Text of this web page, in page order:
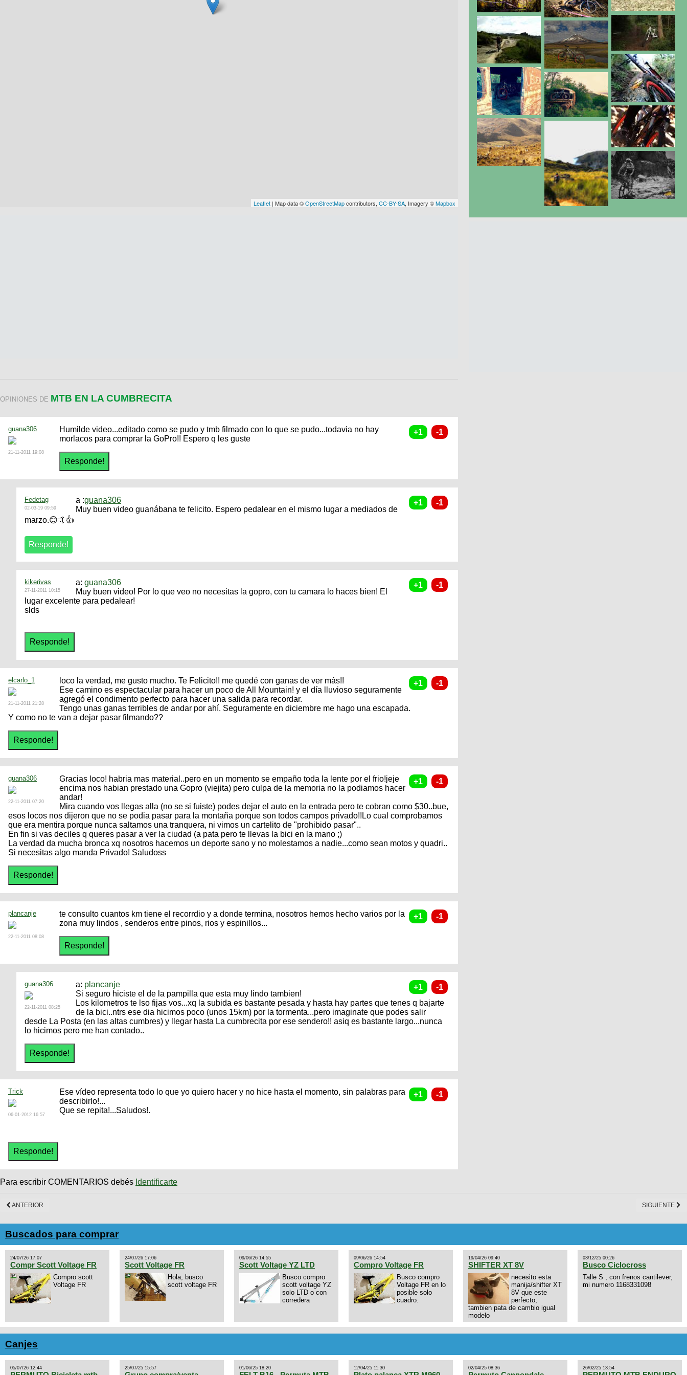
Leaflet | Map data ©OpenStreetMapcontributors, CC-BY-SA, Imagery ©Mapbox
OPINIONES DE MTB EN LA CUMBRECITA
guana306
21-11-2011 19:08
Humilde video...editado como se pudo y tmb filmado con lo que se pudo...todavia no hay
morlacos para comprar la GoPro!! Espero q les guste
Fedetag
02-03-19 09:59
a :guana306
Muy buen video guanábana te felicito. Espero pedalear en el mismo lugar a mediados de
marzo.😊🤙👍
kikerivas
27-11-2011 10:15
a: guana306
Muy buen video! Por lo que veo no necesitas la gopro, con tu camara lo haces bien! El
lugar excelente para pedalear!
slds
elcarlo_1
21-11-2011 21:28
loco la verdad, me gusto mucho. Te Felicito!! me quedé con ganas de ver más!!
Ese camino es espectacular para hacer un poco de All Mountain! y el día lluvioso seguramente
agregó el condimento perfecto para hacer una salida para recordar.
Tengo unas ganas terribles de andar por ahí. Seguramente en diciembre me hago una escapada.
Y como no te van a dejar pasar filmando??
guana306
22-11-2011 07:20
Gracias loco! habria mas material..pero en un momento se empaño toda la lente por el frio!jeje
encima nos habian prestado una Gopro (viejita) pero culpa de la memoria no la podiamos hacer
andar!
Mira cuando vos llegas alla (no se si fuiste) podes dejar el auto en la entrada pero te cobran como $30..bue,
esos locos nos dijeron que no se podia pasar para la montaña porque son todos campos privado!!Lo cual comprobamos
que era mentira porque nunca saltamos una tranquera, ni vimos un cartelito de "prohibido pasar"..
En fin si vas deciles q queres pasar a ver la ciudad (a pata pero te llevas la bici en la mano ;)
La verdad da mucha bronca xq nosotros hacemos un deporte sano y no molestamos a nadie...como sean motos y quadri..
Si necesitas algo manda Privado! Saludoss
plancanje
22-11-2011 08:08
te consulto cuantos km tiene el recorrdio y a donde termina, nosotros hemos hecho varios por la
zona muy lindos , senderos entre pinos, rios y espinillos...
guana306
22-11-2011 08:25
a: plancanje
Si seguro hiciste el de la pampilla que esta muy lindo tambien!
Los kilometros te lso fijas vos...xq la subida es bastante pesada y hasta hay partes que tenes q bajarte
de la bici..ntrs ese dia hicimos poco (unos 15km) por la tormenta...pero imaginate que podes salir
desde La Posta (en las altas cumbres) y llegar hasta La cumbrecita por ese sendero!! asiq es bastante largo...nunca
lo hicimos pero me han contado..
Trick
06-01-2012 16:57
Ese vídeo representa todo lo que yo quiero hacer y no hice hasta el momento, sin palabras para
describirlo!...
Que se repita!...Saludos!.
Para escribir COMENTARIOS debés Identificarte
ANTERIOR SIGUIENTE
Buscados para comprar
24/07/26 17:07
Compr Scott Voltage FR
Compro scott
Voltage FR
24/07/26 17:06
Scott Voltage FR
Hola, busco
scott voltage FR
09/06/26 14:55
Scott Voltage YZ LTD
Busco compro
scott voltage YZ
solo LTD o con
corredera
09/06/26 14:54
Compro Voltage FR
Busco compro
Voltage FR en lo
posible solo
cuadro.
19/04/26 09:40
SHIFTER XT 8V
necesito esta
manija/shifter XT
8V que este
perfecto,
tambien pata de cambio igual
modelo
03/12/25 00:26
Busco Ciclocross
Talle S , con frenos cantilever,
mi numero 1168331098
Canjes
05/07/26 12:44 25/07/25 15:57 01/06/25 18:20 12/04/25 11:30 02/04/25 08:36 26/02/25 13:54